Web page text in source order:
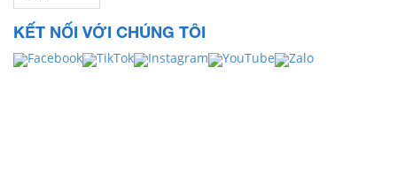
KẾT NỐI VỚI CHÚNG TÔI